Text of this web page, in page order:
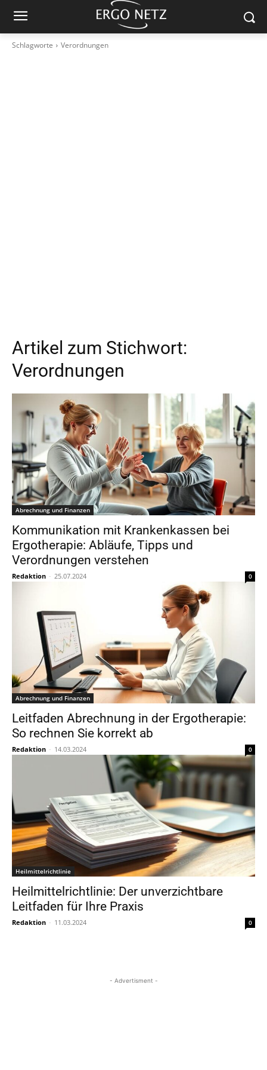
Schlagworte Verordnungen
Artikel zum Stichwort:
Verordnungen
Abrechnung und Finanzen
Kommunikation mit Krankenkassen bei
Ergotherapie: Abläufe, Tipps und
Verordnungen verstehen
Redaktion - 25.07.2024 0
Abrechnung und Finanzen
Leitfaden Abrechnung in der Ergotherapie:
So rechnen Sie korrekt ab
Redaktion - 14.03.2024 0
Heilmittelrichtlinie
Heilmittelrichtlinie: Der unverzichtbare
Leitfaden für Ihre Praxis
Redaktion - 11.03.2024 0
- Advertisment -